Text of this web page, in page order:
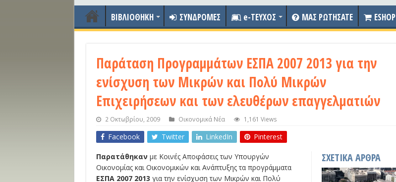
ΒΙΒΛΙΟΘΗΚΗ ΣΥΝΔΡΟΜΕΣ e-ΤΕΥΧΟΣ ΜΑΣ ΡΩΤΗΣΑΤΕ ESHOP
Παράταση Προγραμμάτων ΕΣΠΑ 2007 2013 για την
ενίσχυση των Μικρών και Πολύ Μικρών
Επιχειρήσεων και των ελευθέρων επαγγελματιών
2 Οκτωβρίου, 2009 Οικονομικά Νέα 1,161 Views
Facebook Twitter LinkedIn Pinterest
ΣΧΕΤΙΚΑ ΑΡΘΡΑ
Παρατάθηκαν με Κοινές Αποφάσεις των Υπουργών
Οικονομίας και Οικονομικών και Ανάπτυξης τα προγράμματα
ΕΣΠΑ 2007 2013 για την ενίσχυση των Μικρών και Πολύ